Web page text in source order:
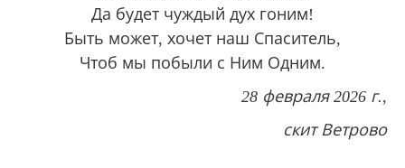
Да будет чуждый дух гоним!
Быть может, хочет наш Спаситель,
Чтоб мы побыли с Ним Одним.
28 февраля 2026 г.,
скит Ветрово